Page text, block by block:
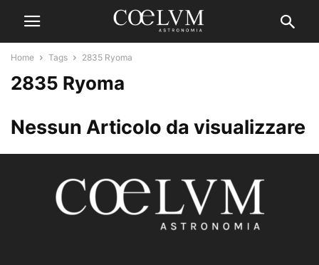
Home Tags 2835 Ryoma
2835 Ryoma
Nessun Articolo da visualizzare